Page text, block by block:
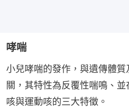
哮喘
小兒哮喘的發作，與遺傳體
關，其特性為反覆性喘鳴、
咳與運動咳的三大特徵。